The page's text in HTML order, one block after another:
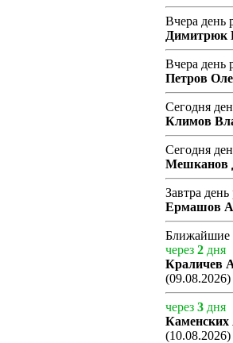
Вчера день
Димитрюк
Вчера день
Петров
Сегодня
Климов
Сегодня
Мешканов
Завтра
Ермашов
Ближайшие
через 2дня
Краличев
(09.08.2026)
через 3дня
Каменских
(10.08.2026)